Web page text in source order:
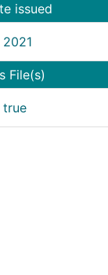
issued
2021
File(s)
true